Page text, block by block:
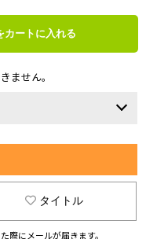
カートに入れる
ません。
タイトル
際にメールが届きます。